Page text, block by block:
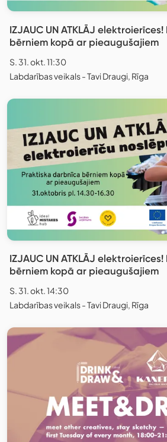
IZJAUC UN ATKLĀJ
bērniem kopā ar pieaugušajiem
S. 31. okt. 11:30
Labdarības veikals - Tavi Draugi, Rīga
IZJAUC UN ATKLĀJ
bērniem kopā ar pieaugušajiem
S. 31. okt. 14:30
Labdarības veikals - Tavi Draugi, Rīga